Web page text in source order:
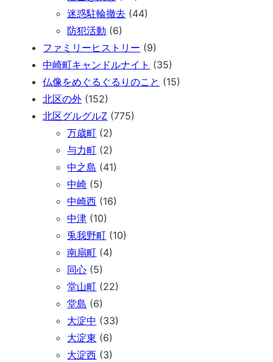
迷惑駐輪撤去 (44)
防犯活動 (6)
ファミリーヒストリー (9)
中崎町キャンドルナイト (35)
仏像をめぐるぐるりのこと (15)
北区の外 (152)
北区グルグルZ (775)
万歳町 (2)
与力町 (2)
中之島 (41)
中崎 (5)
中崎西 (16)
中津 (10)
兎我野町 (10)
南扇町 (4)
同心 (5)
堂山町 (22)
堂島 (6)
大淀中 (33)
大淀東 (6)
大淀西 (3)